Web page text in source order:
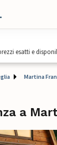
esatti e
Martina
a